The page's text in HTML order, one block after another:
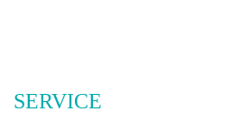
SERVICE